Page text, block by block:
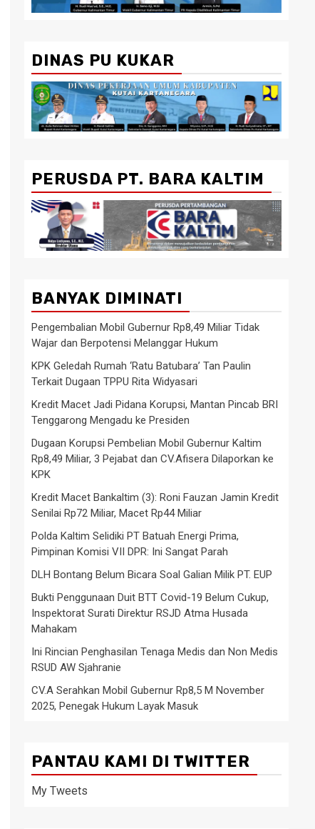
DINAS PU KUKAR
PERUSDA PT. BARA KALTIM
BANYAK DIMINATI
Pengembalian Mobil Gubernur Rp8,49 Miliar Tidak
Wajar dan Berpotensi Melanggar Hukum
KPK Geledah Rumah ‘Ratu Batubara’ Tan Paulin
Terkait Dugaan TPPU Rita Widyasari
Kredit Macet Jadi Pidana Korupsi, Mantan Pincab BRI
Tenggarong Mengadu ke Presiden
Dugaan Korupsi Pembelian Mobil Gubernur Kaltim
Rp8,49 Miliar, 3 Pejabat dan CV.Afisera Dilaporkan ke
KPK
Kredit Macet Bankaltim (3): Roni Fauzan Jamin Kredit
Senilai Rp72 Miliar, Macet Rp44 Miliar
Polda Kaltim Selidiki PT Batuah Energi Prima,
Pimpinan Komisi VII DPR: Ini Sangat Parah
DLH Bontang Belum Bicara Soal Galian Milik PT. EUP
Bukti Penggunaan Duit BTT Covid-19 Belum Cukup,
Inspektorat Surati Direktur RSJD Atma Husada
Mahakam
Ini Rincian Penghasilan Tenaga Medis dan Non Medis
RSUD AW Sjahranie
CV.A Serahkan Mobil Gubernur Rp8,5 M November
2025, Penegak Hukum Layak Masuk
PANTAU KAMI DI TWITTER
My Tweets